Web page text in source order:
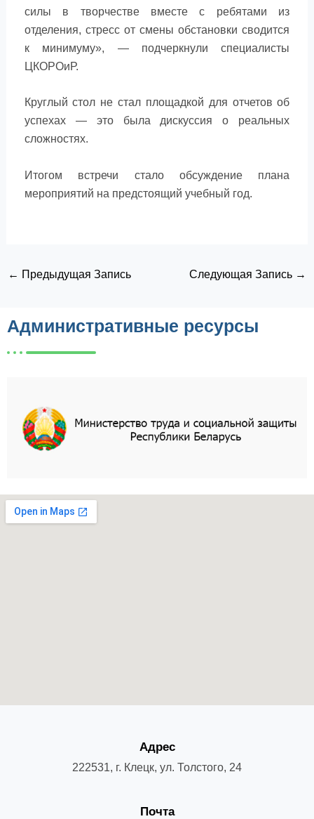
силы в творчестве вместе с ребятами из
отделения, стресс от смены обстановки сводится
к минимуму», — подчеркнули специалисты
ЦКОРОиР.
Круглый стол не стал площадкой для отчетов об
успехах — это была дискуссия о реальных
сложностях.
Итогом встречи стало обсуждение плана
мероприятий на предстоящий учебный год.
← Предыдущая Запись Следующая Запись →
Административные ресурсы
Адрес
222531, г. Клецк, ул. Толстого, 24
Почта